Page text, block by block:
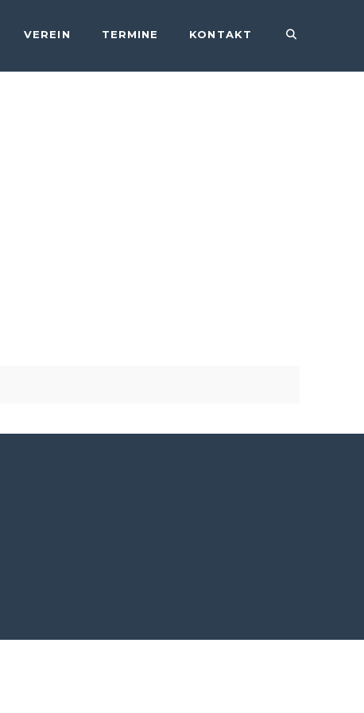
VEREIN TERMINE KONTAKT